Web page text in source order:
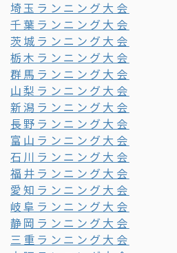
埼玉ランニング大会
千葉ランニング大会
茨城ランニング大会
栃木ランニング大会
群馬ランニング大会
山梨ランニング大会
新潟ランニング大会
長野ランニング大会
富山ランニング大会
石川ランニング大会
福井ランニング大会
愛知ランニング大会
岐阜ランニング大会
静岡ランニング大会
三重ランニング大会